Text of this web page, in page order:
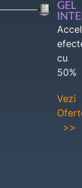
GEL
cu
50%
Vezi
>>